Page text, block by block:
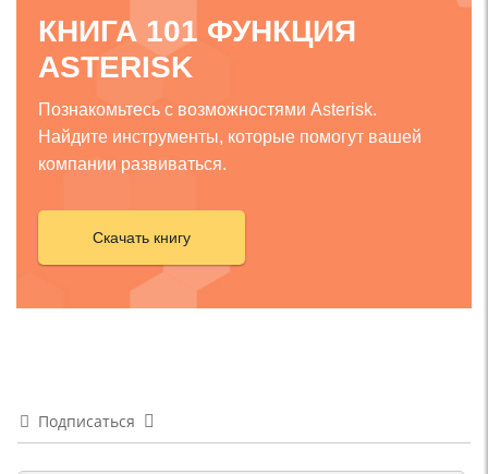
КНИГА 101 ФУНКЦИЯ
ASTERISK
Познакомьтесь с возможностями Asterisk.
Найдите инструменты, которые помогут вашей
компании развиваться.
Скачать книгу
Подписаться